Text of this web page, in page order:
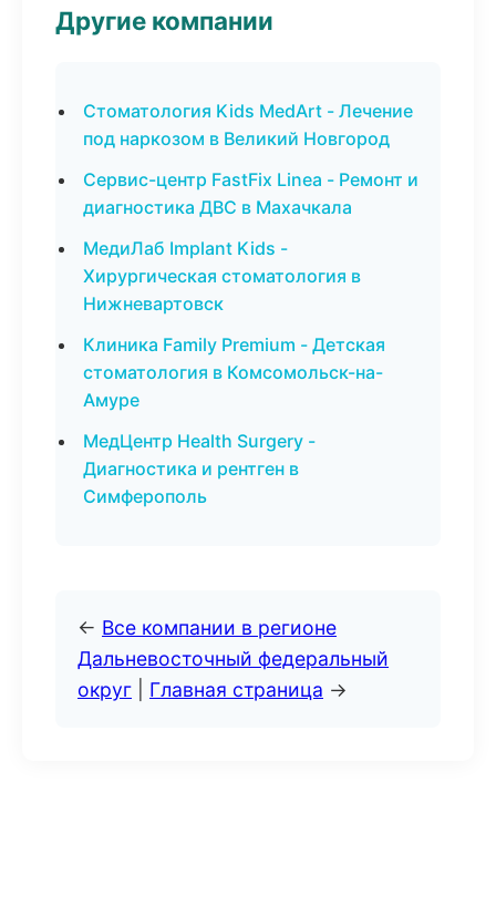
Другие компании
Стоматология Kids MedArt - Лечение
под наркозом в Великий Новгород
Сервис-центр FastFix Linea - Ремонт и
диагностика ДВС в Махачкала
МедиЛаб Implant Kids -
Хирургическая стоматология в
Нижневартовск
Клиника Family Premium - Детская
стоматология в Комсомольск-на-
Амуре
МедЦентр Health Surgery -
Диагностика и рентген в
Симферополь
← Все компании в регионе
Дальневосточный федеральный
округ
Главная страница →